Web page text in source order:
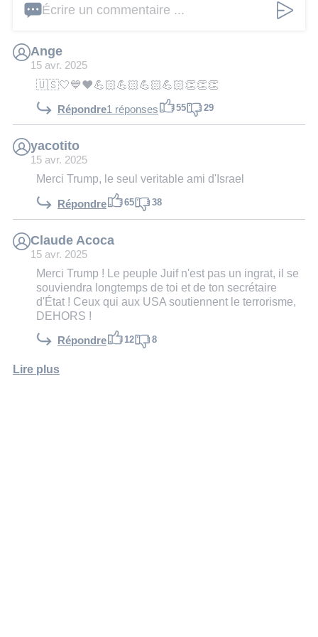
Écrire un commentaire ...
Ange
15 avr. 2025
🇺🇸🤍💙❤️💪🏻💪🏻💪🏻💪🏻👏👏👏
Répondre1 réponses 55 29
yacotito
15 avr. 2025
Merci Trump, le seul veritable ami d'Israel
Répondre 65 38
Claude Acoca
15 avr. 2025
Merci Trump ! Le peuple Juif n'est pas un ingrat, il se
souviendra longtemps de toi et de ton secrétaire
d'État ! Ceux qui aux USA soutiennent le terrorisme,
DEHORS !
Répondre 12 8
Lire plus